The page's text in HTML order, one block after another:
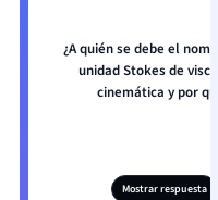
¿A quién se debe el
unidad Stokes de
cinemática y por
Mostrar respuesta